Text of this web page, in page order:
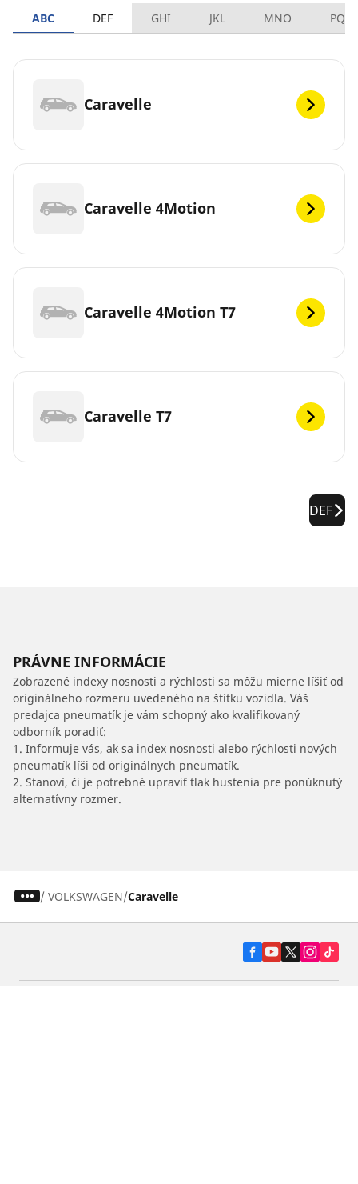
ABC DEF GHI JKL MNO PQRS
Caravelle
Caravelle 4Motion
Caravelle 4Motion T7
Caravelle T7
DEF
PRÁVNE INFORMÁCIE
Zobrazené indexy nosnosti a rýchlosti sa môžu mierne líšiť od
originálneho rozmeru uvedeného na štítku vozidla. Váš
predajca pneumatík je vám schopný ako kvalifikovaný
odborník poradiť:
1. Informuje vás, ak sa index nosnosti alebo rýchlosti nových
pneumatík líši od originálnych pneumatík.
2. Stanoví, či je potrebné upraviť tlak hustenia pre ponúknutý
alternatívny rozmer.
/ VOLKSWAGEN Caravelle